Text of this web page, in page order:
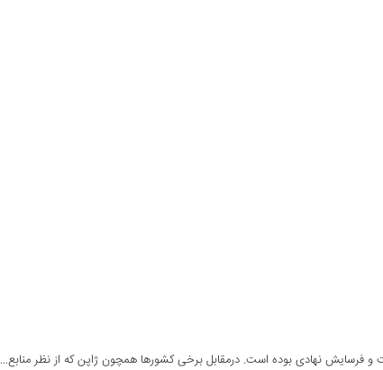
و فرسایش نهادی بوده است. درمقابل برخی کشورها همچون ژاپن که از نظر منابع...